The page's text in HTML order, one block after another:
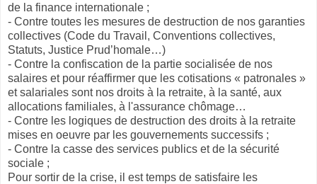
de la finance internationale ;
- Contre toutes les mesures de destruction de nos garanties
collectives (Code du Travail, Conventions collectives,
Statuts, Justice Prud’homale…)
- Contre la confiscation de la partie socialisée de nos
salaires et pour réaffirmer que les cotisations « patronales »
et salariales sont nos droits à la retraite, à la santé, aux
allocations familiales, à l'assurance chômage…
- Contre les logiques de destruction des droits à la retraite
mises en oeuvre par les gouvernements successifs ;
- Contre la casse des services publics et de la sécurité
sociale ;
Pour sortir de la crise, il est temps de satisfaire les